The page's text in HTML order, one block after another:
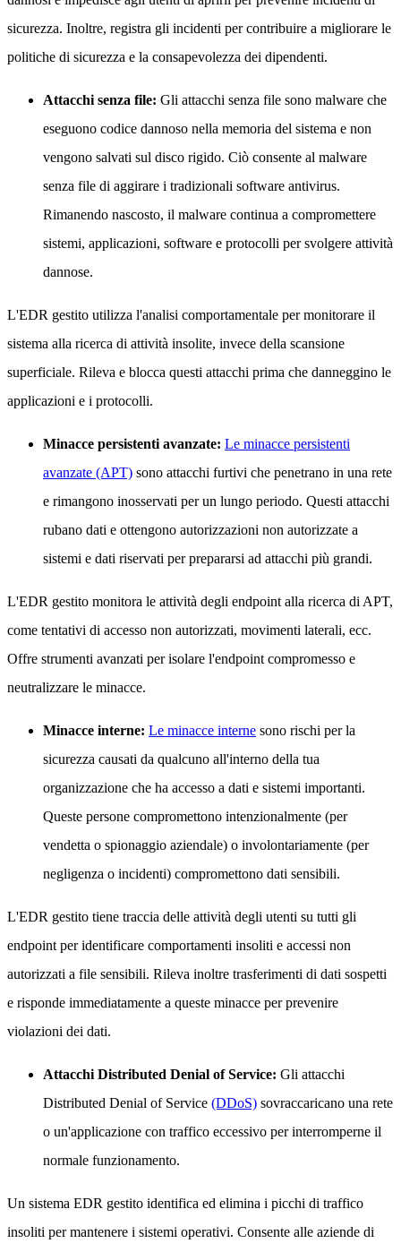
sicurezza. Inoltre, registra gli incidenti per contribuire a migliorare le
politiche di sicurezza e la consapevolezza dei dipendenti.
Attacchi senza file: Gli attacchi senza file sono malware che
eseguono codice dannoso nella memoria del sistema e non
vengono salvati sul disco rigido. Ciò consente al malware
senza file di aggirare i tradizionali software antivirus.
Rimanendo nascosto, il malware continua a compromettere
sistemi, applicazioni, software e protocolli per svolgere attività
dannose.
L'EDR gestito utilizza l'analisi comportamentale per monitorare il
sistema alla ricerca di attività insolite, invece della scansione
superficiale. Rileva e blocca questi attacchi prima che danneggino le
applicazioni e i protocolli.
Minacce persistenti avanzate: Le minacce persistenti
avanzate (APT) sono attacchi furtivi che penetrano in una rete
e rimangono inosservati per un lungo periodo. Questi attacchi
rubano dati e ottengono autorizzazioni non autorizzate a
sistemi e dati riservati per prepararsi ad attacchi più grandi.
L'EDR gestito monitora le attività degli endpoint alla ricerca di APT,
come tentativi di accesso non autorizzati, movimenti laterali, ecc.
Offre strumenti avanzati per isolare l'endpoint compromesso e
neutralizzare le minacce.
Minacce interne: Le minacce interne sono rischi per la
sicurezza causati da qualcuno all'interno della tua
organizzazione che ha accesso a dati e sistemi importanti.
Queste persone compromettono intenzionalmente (per
vendetta o spionaggio aziendale) o involontariamente (per
negligenza o incidenti) compromettono dati sensibili.
L'EDR gestito tiene traccia delle attività degli utenti su tutti gli
endpoint per identificare comportamenti insoliti e accessi non
autorizzati a file sensibili. Rileva inoltre trasferimenti di dati sospetti
e risponde immediatamente a queste minacce per prevenire
violazioni dei dati.
Attacchi Distributed Denial of Service: Gli attacchi
Distributed Denial of Service (DDoS) sovraccaricano una rete
o un'applicazione con traffico eccessivo per interromperne il
normale funzionamento.
Un sistema EDR gestito identifica ed elimina i picchi di traffico
insoliti per mantenere i sistemi operativi. Consente alle aziende di